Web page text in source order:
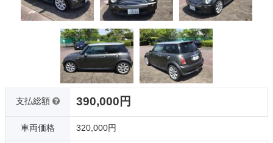
支払総額 390,000円
車両価格 320,000円